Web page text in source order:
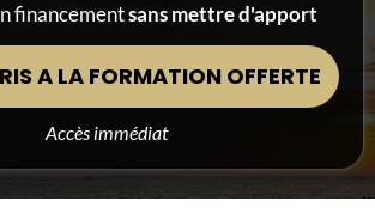
financementsans mettre d'apport
A LA FORMATION OFFERTE
Accès immédiat